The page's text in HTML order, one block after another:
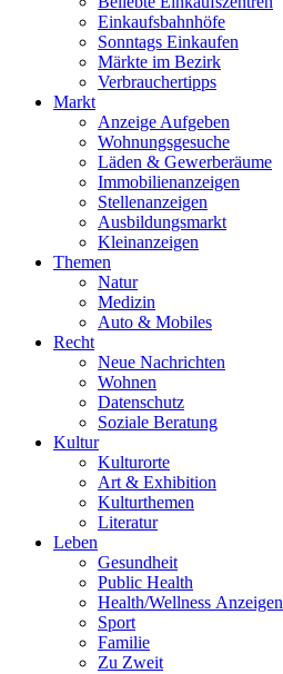
Einkaufsbahnhöfe
Sonntags Einkaufen
Märkte im Bezirk
Verbrauchertipps
Markt
Anzeige Aufgeben
Wohnungsgesuche
Läden & Gewerberäume
Immobilienanzeigen
Stellenanzeigen
Ausbildungsmarkt
Kleinanzeigen
Themen
Natur
Medizin
Auto & Mobiles
Recht
Neue Nachrichten
Wohnen
Datenschutz
Soziale Beratung
Kultur
Kulturorte
Art & Exhibition
Kulturthemen
Literatur
Leben
Gesundheit
Public Health
Health/Wellness Anzeigen
Sport
Familie
Zu Zweit